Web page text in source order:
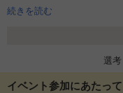
内容量：200g（約2ヵ月分）
続きを読む
選
イベント参加にあたって